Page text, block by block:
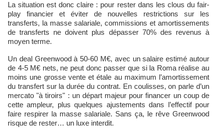
La situation est donc claire : pour rester dans les clous du fair-
play financier et éviter de nouvelles restrictions sur les
transferts, la masse salariale, commissions et amortissements
de transferts ne doivent plus dépasser 70% des revenus à
moyen terme.
Un deal Greenwood à 50-60 M€, avec un salaire estimé autour
de 4-5 M€ nets, ne peut donc passer que si la Roma réalise au
moins une grosse vente et étale au maximum l’amortissement
du transfert sur la durée du contrat. En coulisses, on parle d’un
mercato "à tiroirs" : un départ majeur pour financer un coup de
cette ampleur, plus quelques ajustements dans l’effectif pour
faire respirer la masse salariale. Sans ça, le rêve Greenwood
risque de rester… un luxe interdit.